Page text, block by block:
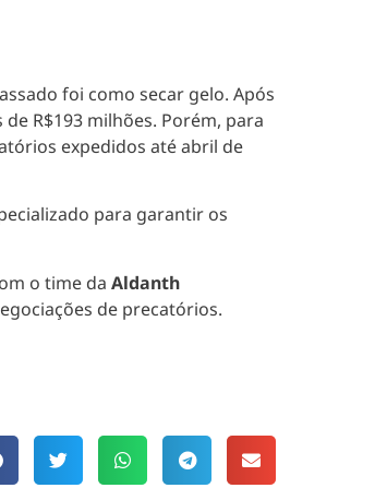
foi como secar gelo. Após
R$193 milhões. Porém, para
expedidos até abril de
para garantir os
o time da Aldanth
de precatórios.